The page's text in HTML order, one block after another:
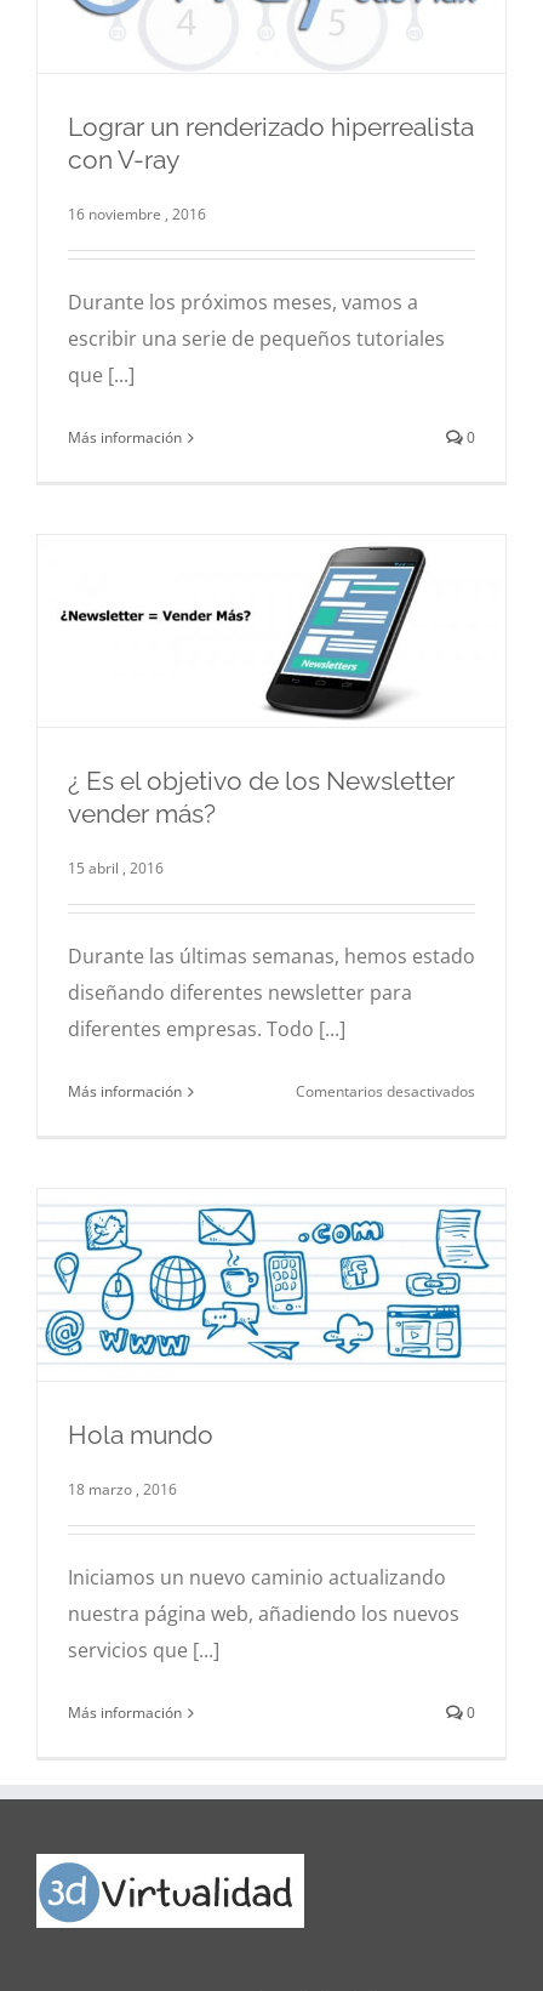
Lograr un renderizado hiperrealista con V-ray
3d Hiperrealismo
Lograr un renderizado hiperrealista
con V-ray
16 noviembre , 2016
Durante los próximos meses, vamos a
escribir una serie de pequeños tutoriales
que [...]
Más información 0
¿ Es el objetivo de los Newsletter
vender más?
15 abril , 2016
Durante las últimas semanas, hemos estado
diseñando diferentes newsletter para
diferentes empresas. Todo [...]
Más información Comentarios desactivados
objetivo
de
los
vender
más?
Hola mundo
18 marzo , 2016
Iniciamos un nuevo caminio actualizando
nuestra página web, añadiendo los nuevos
servicios que [...]
Más información 0